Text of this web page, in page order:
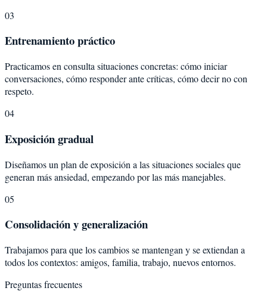
03
Entrenamiento práctico
Practicamos en consulta situaciones concretas: cómo iniciar
conversaciones, cómo responder ante críticas, cómo decir no con
respeto.
04
Exposición gradual
Diseñamos un plan de exposición a las situaciones sociales que
generan más ansiedad, empezando por las más manejables.
05
Consolidación y generalización
Trabajamos para que los cambios se mantengan y se extiendan a
todos los contextos: amigos, familia, trabajo, nuevos entornos.
Preguntas frecuentes